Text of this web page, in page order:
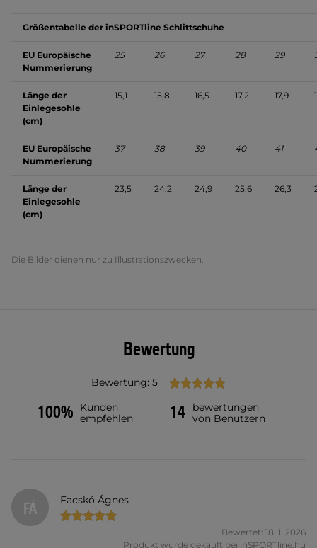
Größentabelle der inSPORTline Schlittschuhe
EU Europäische
Nummerierung
25 26 27 28 29
Länge der
Einlegesohle
(cm)
15,1 15,8 16,5 17,2 17,9
EU Europäische
Nummerierung
37 38 39 40 41
Länge der
Einlegesohle
(cm)
23,5 24,2 24,9 25,6 26,3
Die Bilder dienen nur zu Illustrationszwecken.
Bewertung
Bewertung: 5
100%
Kunden
empfehlen
14
bewertungen
von Benutzern
FÁ Facskó Ágnes
Bewertet: 18. 1. 2026
Produkt wurde gekauft bei inSPORTline.hu